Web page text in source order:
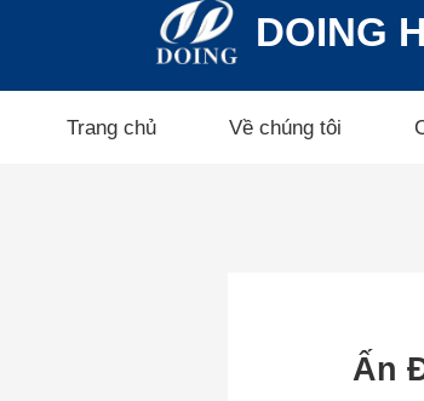
DOING
Trang chủ Về chúng tôi
Ấn